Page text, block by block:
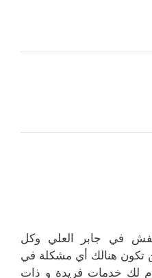
في جابر العلي وكل
تكون هنالك أي مشكلة في
لك خدمات فريدة و ذات